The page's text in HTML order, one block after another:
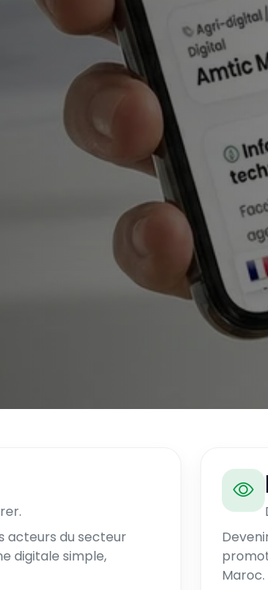
acteurs du secteur
digitale simple,
Maroc.